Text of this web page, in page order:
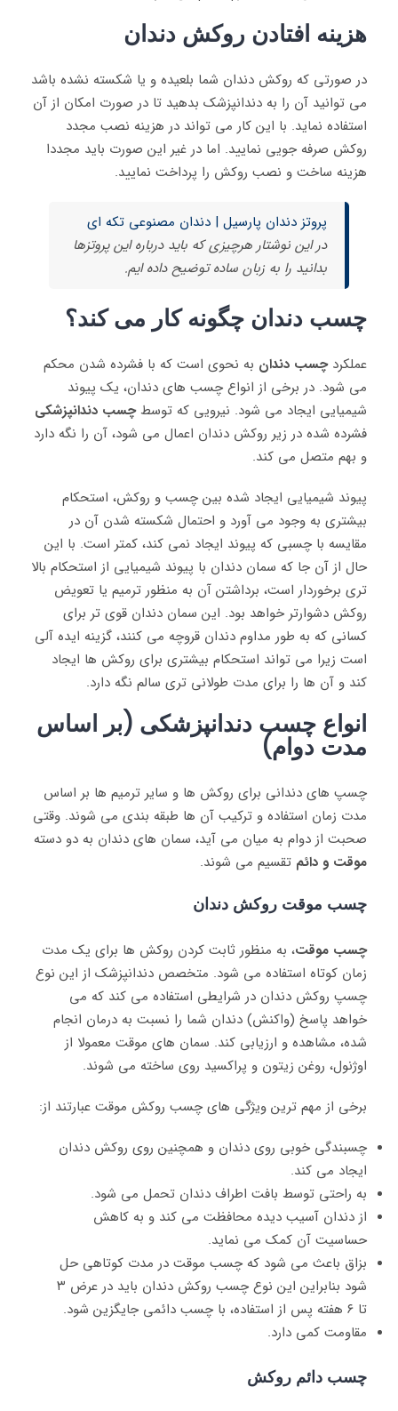
هزینه افتادن روکش دندان
در صورتی که روکش دندان شما بلعیده و یا شکسته نشده باشد
می توانید آن را به دندانپزشک بدهید تا در صورت امکان از آن
استفاده نماید. با این کار می تواند در هزینه نصب مجدد
روکش صرفه جویی نمایید. اما در غیر این صورت باید مجددا
هزینه ساخت و نصب روکش را پرداخت نمایید.
پروتز دندان پارسیل | دندان مصنوعی تکه ای
در این نوشتار هرچیزی که باید درباره این پروتزها
بدانید را به زبان ساده توضیح داده ایم.
چسب دندان چگونه کار می ‌کند؟
عملکردچسب دندان به نحوی است که با فشرده شدن محکم
می‌ شود. در برخی از انواع چسب های دندان، یک پیوند
شیمیایی ایجاد می ‌شود. نیرویی که توسطچسب دندانپزشکی
فشرده شده در زیر روکش دندان اعمال می ‌شود، آن را نگه دارد
و بهم متصل می‌ کند.
پیوند شیمیایی ایجاد شده بین چسب و روکش، استحکام
بیشتری به وجود می‌ آورد و احتمال شکسته شدن آن در
مقایسه با چسبی که پیوند ایجاد نمی‌ کند، کمتر است. با این
حال از آن جا که سمان دندان با پیوند شیمیایی از استحکام بالا
تری برخوردار است، برداشتن آن به منظور ترمیم یا تعویض
روکش‌ دشوارتر خواهد بود. این سمان دندان قوی‌ تر برای
کسانی که به طور مداوم دندان قروچه می‌ کنند، گزینه ایده آلی
است زیرا می ‌تواند استحکام بیشتری برای روکش ‌ها ایجاد
کند و آن ها را برای مدت طولانی‌ تری سالم نگه دارد.
انواع چسب دندانپزشکی (بر اساس
مدت دوام)
چسپ ‌های دندانی برای روکش‌ ها و سایر ترمیم‌ ها بر اساس
مدت زمان استفاده و ترکیب آن ها طبقه بندی می‌ شوند. وقتی
صحبت از دوام به میان می‌ آید، سمان‌‌ های دندان به دو دسته
موقت و دائم تقسیم می شوند.
چسب موقت روکش دندان
چسب موقت، به منظور ثابت کردن روکش‌ ها برای یک مدت
زمان کوتاه استفاده می ‌شود. متخصص دندانپزشک از این نوع
چسپ روکش دندان در شرایطی استفاده می‌ کند که می‌
خواهد پاسخ (واکنش) دندان‌ شما را نسبت به درمان انجام
شده، مشاهده و ارزیابی کند. سمان‌ های موقت معمولا از
اوژنول، روغن زیتون و پراکسید روی ساخته می‌ شوند.
برخی از مهم‌ ترین ویژگی های چسب روکش موقت عبارتند از:
چسبندگی خوبی روی دندان‌ و همچنین روی روکش ‌دندان
ایجاد می‌ کند.
به راحتی توسط بافت اطراف دندان تحمل می ‌شود.
از دندان آسیب دیده محافظت می‌ کند و به کاهش
حساسیت آن کمک می‌ نماید.
بزاق باعث می ‌شود که چسب موقت در مدت کوتاهی حل
شود بنابراین این نوع چسب روکش دندان باید در عرض ۳
تا ۶ هفته پس از استفاده، با چسب دائمی جایگزین شود.
مقاومت کمی دارد.
چسب دائم روکش